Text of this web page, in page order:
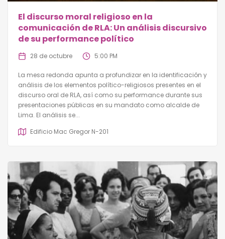
El discurso moral religioso en la
comunicación de RLA: Un análisis discursivo
de su performance político
28 de octubre 5:00 PM
La mesa redonda apunta a profundizar en la identificación y
análisis de los elementos político-religiosos presentes en el
discurso oral de RLA, así como su performance durante sus
presentaciones públicas en su mandato como alcalde de
Lima. El análisis se...
Edificio Mac Gregor N-201